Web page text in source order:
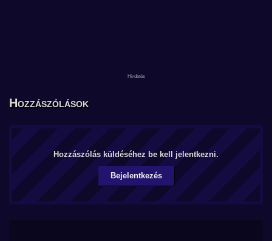
Hozzászólások
Hozzászólás küldéséhez be kell jelentkezni.
Bejelentkezés